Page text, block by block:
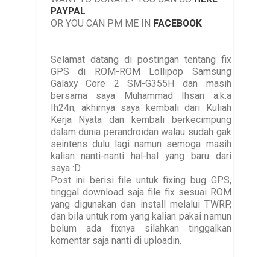
PAYPAL
OR YOU CAN PM ME IN FACEBOOK
Selamat datang di postingan tentang fix
GPS di ROM-ROM Lollipop Samsung
Galaxy Core 2 SM-G355H dan masih
bersama saya Muhammad Ihsan a.k.a
Ih24n, akhirnya saya kembali dari Kuliah
Kerja Nyata dan kembali berkecimpung
dalam dunia perandroidan walau sudah gak
seintens dulu lagi namun semoga masih
kalian nanti-nanti hal-hal yang baru dari
saya :D.
Post ini berisi file untuk fixing bug GPS,
tinggal download saja file fix sesuai ROM
yang digunakan dan install melalui TWRP,
dan bila untuk rom yang kalian pakai namun
belum ada fixnya silahkan tinggalkan
komentar saja nanti di uploadin.